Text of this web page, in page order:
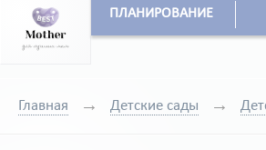
ПЛАНИРОВАНИЕ
Главная Детские сады